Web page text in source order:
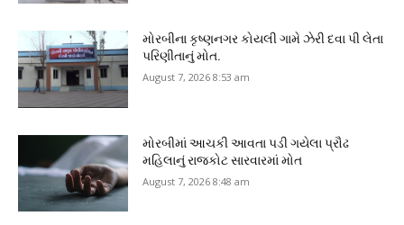
મોરબીના કૃષ્ણનગર કોયલી ગામે ઝેરી દવા પી લેતા
પરિણીતાનું મોત.
August 7, 2026 8:53 am
મોરબીમાં આચકી આવતા પડી ગયેલા પ્રૌઢ
મહિલાનું રાજકોટ સારવારમાં મોત
August 7, 2026 8:48 am